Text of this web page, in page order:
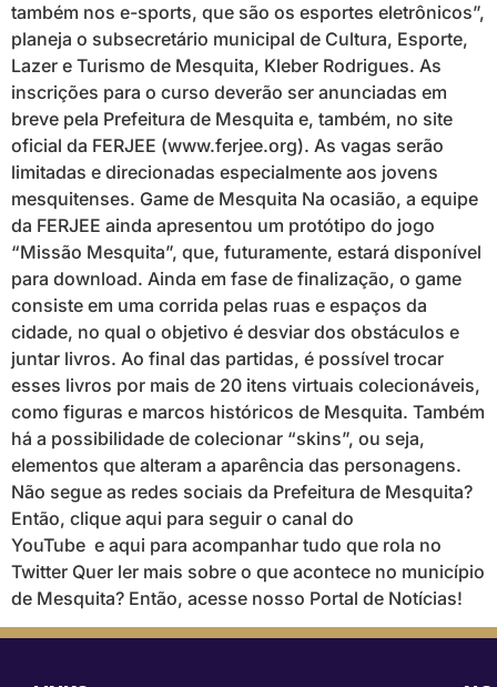
também nos e-sports, que são os esportes eletrônicos”,
planeja o subsecretário municipal de Cultura, Esporte,
Lazer e Turismo de Mesquita, Kleber Rodrigues. As
inscrições para o curso deverão ser anunciadas em
breve pela Prefeitura de Mesquita e, também, no site
oficial da FERJEE (www.ferjee.org). As vagas serão
limitadas e direcionadas especialmente aos jovens
mesquitenses. Game de Mesquita Na ocasião, a equipe
da FERJEE ainda apresentou um protótipo do jogo
“Missão Mesquita”, que, futuramente, estará disponível
para download. Ainda em fase de finalização, o game
consiste em uma corrida pelas ruas e espaços da
cidade, no qual o objetivo é desviar dos obstáculos e
juntar livros. Ao final das partidas, é possível trocar
esses livros por mais de 20 itens virtuais colecionáveis,
como figuras e marcos históricos de Mesquita. Também
há a possibilidade de colecionar “skins”, ou seja,
elementos que alteram a aparência das personagens.
Não segue as redes sociais da Prefeitura de Mesquita?
Então, clique aqui para seguir o canal do
YouTube e aqui para acompanhar tudo que rola no
Twitter Quer ler mais sobre o que acontece no município
de Mesquita? Então, acesse nosso Portal de Notícias!